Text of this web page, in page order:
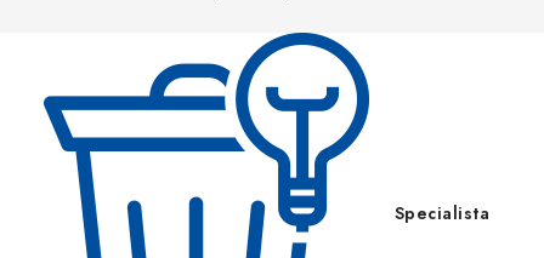
Specialista